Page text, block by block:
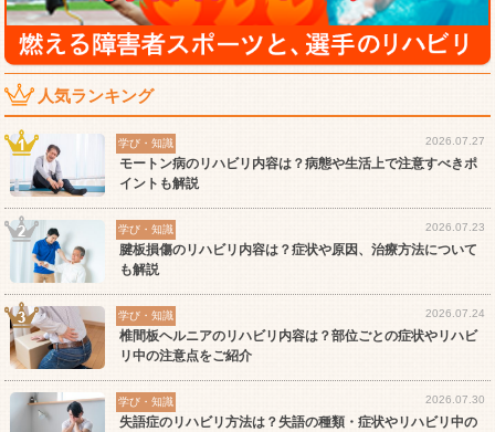
人気ランキング
学び・知識 2026.07.27
モートン病のリハビリ内容は？病態や生活上で注意すべきポ
イントも解説
学び・知識 2026.07.23
腱板損傷のリハビリ内容は？症状や原因、治療方法について
も解説
学び・知識 2026.07.24
椎間板ヘルニアのリハビリ内容は？部位ごとの症状やリハビ
リ中の注意点をご紹介
学び・知識 2026.07.30
失語症のリハビリ方法は？失語の種類・症状やリハビリ中の